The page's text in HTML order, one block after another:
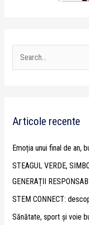
c
o
r
:
Articole recente
Emoția unui final de an,
STEAGUL VERDE,
GENERAȚII
STEM CONNECT:
Sănătate, sport și voie